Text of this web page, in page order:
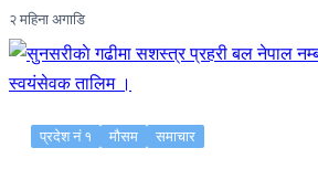
२ महिना अगाडि
प्रदेश नं १ मौसम समाचार